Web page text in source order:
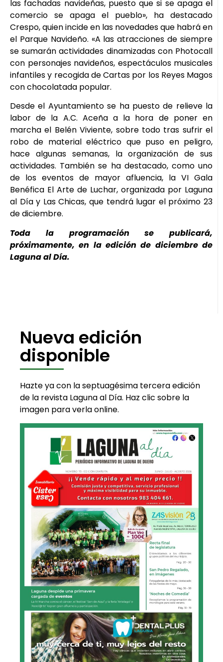
las fachadas navideñas, puesto que si se apaga el
comercio se apaga el pueblo», ha destacado
Crespo, quien incide en las novedades que habrá en
el Parque Navideño. «A las atracciones de siempre
se sumarán actividades dinamizadas con Photocall
con personajes navideños, espectáculos musicales
infantiles y recogida de Cartas por los Reyes Magos
con chocolatada popular.
Desde el Ayuntamiento se ha puesto de relieve la
labor de la A.C. Aceña a la hora de poner en
marcha el Belén Viviente, sobre todo tras sufrir el
robo de material eléctrico que puso en peligro,
hace algunas semanas, la organización de sus
actividades. También se ha destacado, como uno
de los eventos de mayor afluencia, la VI Gala
Benéfica El Arte de Luchar, organizada por Laguna
al Día y Las Chicas, que tendrá lugar el próximo 23
de diciembre.
Toda la programación se publicará,
próximamente, en la edición de diciembre de
Laguna al Día.
Nueva edición
disponible
Hazte ya con la septuagésima tercera edición
de la revista Laguna al Día. Haz clic sobre la
imagen para verla online.